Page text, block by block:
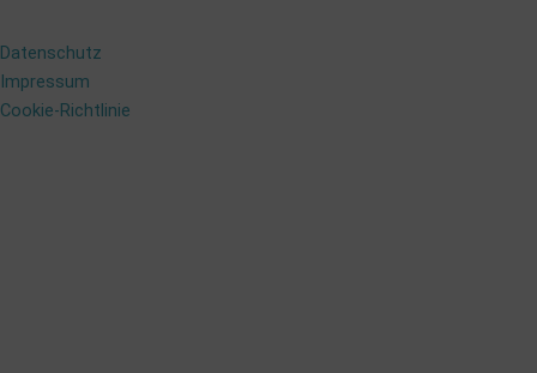
m
Datenschutz
Impressum
Cookie-Richtlinie